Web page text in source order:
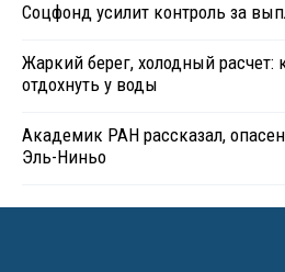
Соцфонд усилит контроль за
Жаркий берег, холодный расчет:
отдохнуть у воды
Академик РАН рассказал,
Эль-Ниньо